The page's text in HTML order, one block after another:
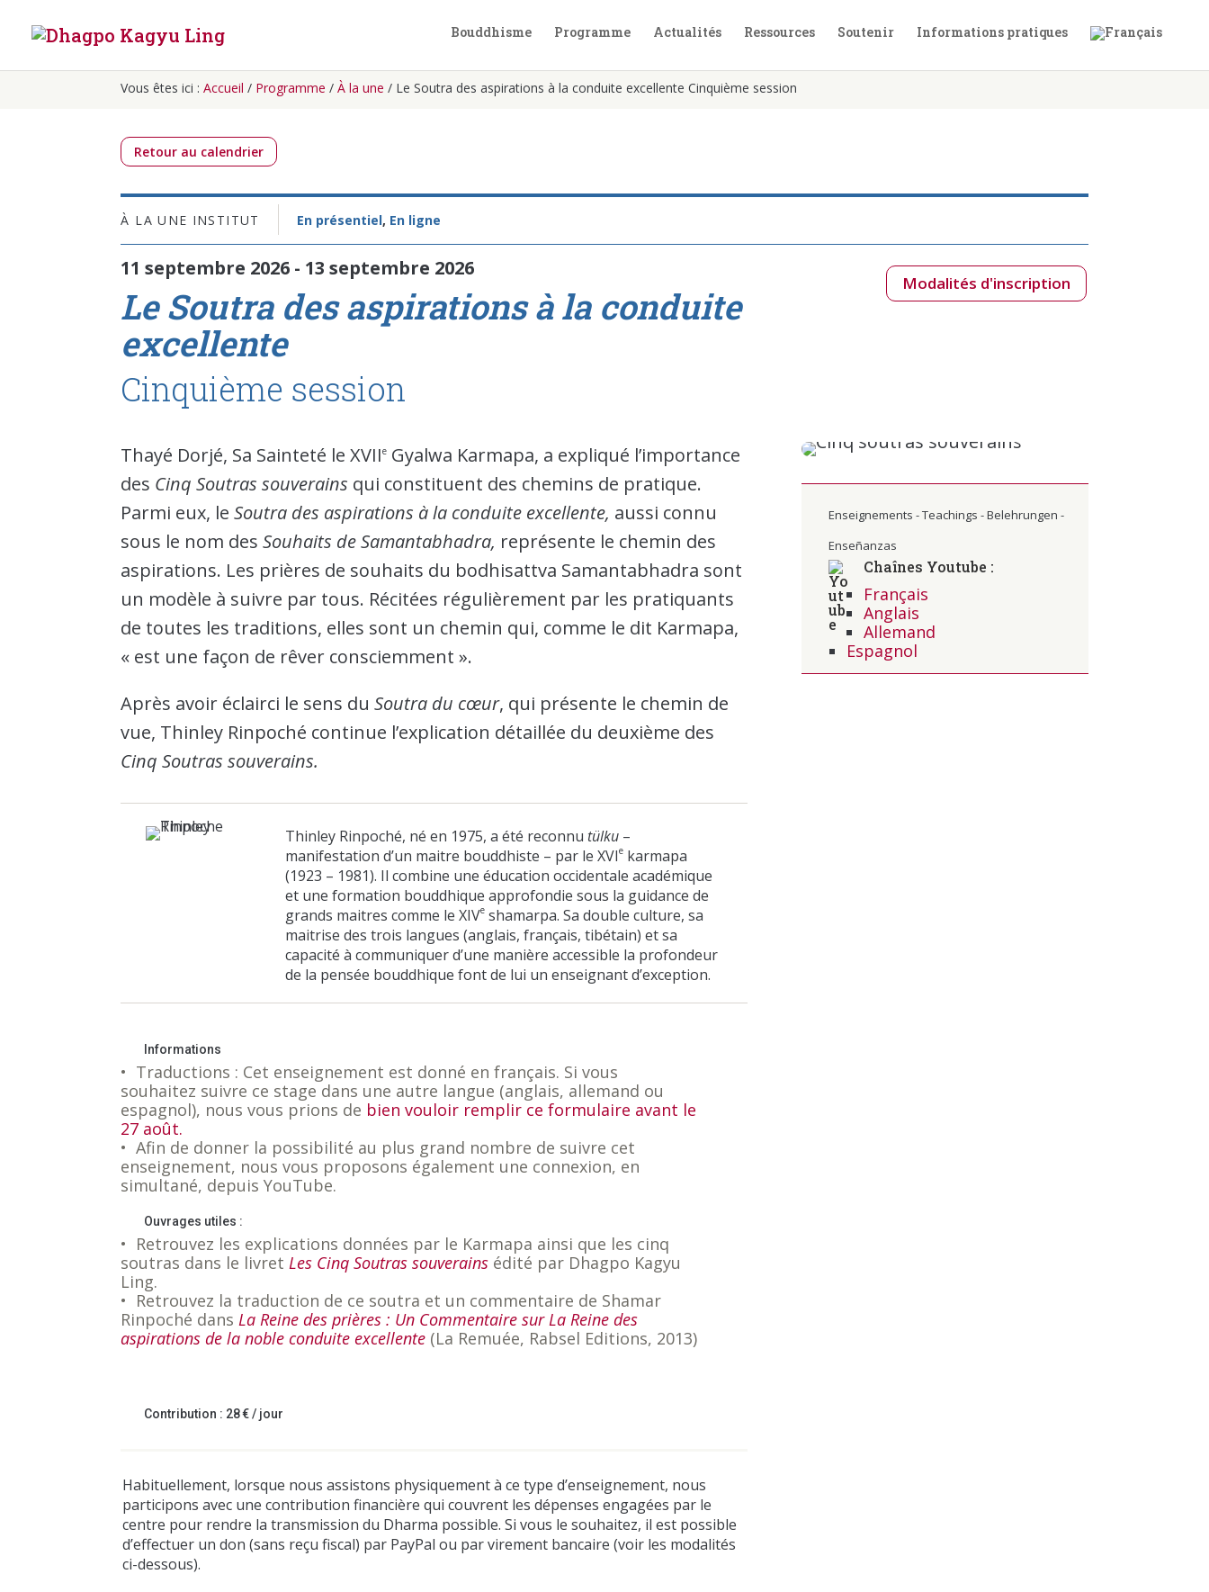
Bouddhisme Programme Actualités Ressources Soutenir Informations pratiques
Vous êtes ici :Accueil / Programme /À la une / Le Soutra des aspirations à la conduite excellente Cinquième session
Retour au calendrier
À LA UNE INSTITUT En présentiel, En ligne
11 septembre 2026 - 13 septembre 2026
Le Soutra des aspirations à la conduite
excellente
Cinquième session
Modalités d'inscription
Thayé Dorjé, Sa Sainteté le XVIIe Gyalwa Karmapa, a expliqué l’importance
des Cinq Soutras souverains qui constituent des chemins de pratique.
Parmi eux, leSoutra des aspirations à la conduite excellente, aussi connu
sous le nom des Souhaits de Samantabhadra, représente le chemin des
aspirations. Les prières de souhaits du bodhisattva Samantabhadra sont
un modèle à suivre par tous. Récitées régulièrement par les pratiquants
de toutes les traditions, elles sont un chemin qui, comme le dit Karmapa,
« est une façon de rêver consciemment ».
Après avoir éclairci le sens duSoutra du cœur, qui présente le chemin de
vue, Thinley Rinpoché continue l’explication détaillée du deuxième des
Cinq Soutras souverains.
Thinley Rinpoché, né en 1975, a été reconnu tülku –
manifestation d’un maitre bouddhiste – par le XVIe karmapa
(1923 – 1981). Il combine une éducation occidentale académique
et une formation bouddhique approfondie sous la guidance de
grands maitres comme le XIVe shamarpa. Sa double culture, sa
maitrise des trois langues (anglais, français, tibétain) et sa
capacité à communiquer d’une manière accessible la profondeur
de la pensée bouddhique font de lui un enseignant d’exception.
Informations
• Traductions : Cet enseignement est donné en français. Si vous
souhaitez suivre ce stage dans une autre langue (anglais, allemand ou
espagnol), nous vous prions de bien vouloir remplir ce formulaire avant le
27 août.
• Afin de donner la possibilité au plus grand nombre de suivre cet
enseignement, nous vous proposons également une connexion, en
simultané, depuis YouTube.
Ouvrages utiles :
• Retrouvez les explications données par le Karmapa ainsi que les cinq
soutras dans le livretLes Cinq Soutras souverains édité par Dhagpo Kagyu
Ling.
• Retrouvez la traduction de ce soutra et un commentaire de Shamar
Rinpoché dansLa Reine des prières : Un Commentaire sur La Reine des
aspirations de la noble conduite excellente (La Remuée, Rabsel Editions, 2013)
Contribution : 28 € / jour
Habituellement, lorsque nous assistons physiquement à ce type d’enseignement, nous
participons avec une contribution financière qui couvrent les dépenses engagées par le
centre pour rendre la transmission du Dharma possible. Si vous le souhaitez, il est possible
d’effectuer un don (sans reçu fiscal) par PayPal ou par virement bancaire (voir les modalités
ci-dessous).
Enseignements - Teachings - Belehrungen -
Enseñanzas
Chaînes Youtube :
Français
Anglais
Allemand
Espagnol